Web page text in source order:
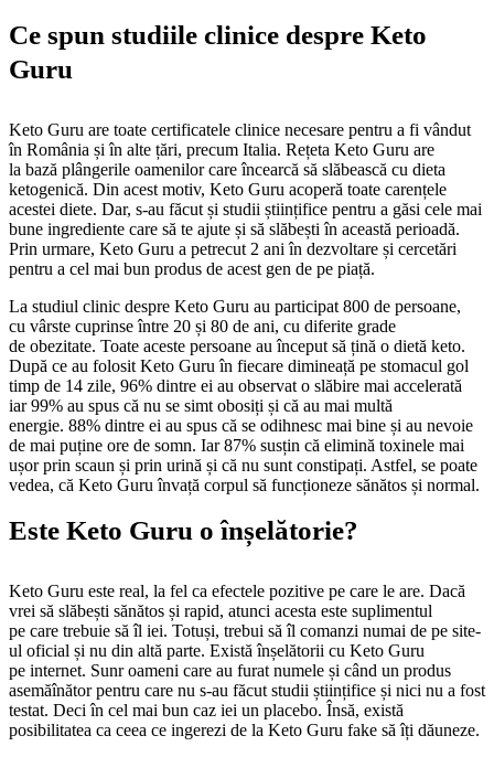
Ce spun studiile clinice despre Keto
Guru
Keto Guru are toate certificatele clinice necesare pentru a fi vândut
în România și în alte țări, precum Italia. Rețeta Keto Guru are
la bază plângerile oamenilor care încearcă să slăbească cu dieta
ketogenică. Din acest motiv, Keto Guru acoperă toate carențele
acestei diete. Dar, s-au făcut și studii științifice pentru a găsi cele mai
bune ingrediente care să te ajute și să slăbești în această perioadă.
Prin urmare, Keto Guru a petrecut 2 ani în dezvoltare și cercetări
pentru a cel mai bun produs de acest gen de pe piață.
La studiul clinic despre Keto Guru au participat 800 de persoane,
cu vârste cuprinse între 20 și 80 de ani, cu diferite grade
de obezitate. Toate aceste persoane au început să țină o dietă keto.
După ce au folosit Keto Guru în fiecare dimineață pe stomacul gol
timp de 14 zile, 96% dintre ei au observat o slăbire mai accelerată
iar 99% au spus că nu se simt obosiți și că au mai multă
energie. 88% dintre ei au spus că se odihnesc mai bine și au nevoie
de mai puține ore de somn. Iar 87% susțin că elimină toxinele mai
ușor prin scaun și prin urină și că nu sunt constipați. Astfel, se poate
vedea, că Keto Guru învață corpul să funcționeze sănătos și normal.
Este Keto Guru o înșelătorie?
Keto Guru este real, la fel ca efectele pozitive pe care le are. Dacă
vrei să slăbești sănătos și rapid, atunci acesta este suplimentul
pe care trebuie să îl iei. Totuși, trebui să îl comanzi numai de pe site-
ul oficial și nu din altă parte. Există înșelătorii cu Keto Guru
pe internet. Sunr oameni care au furat numele și când un produs
asemăînător pentru care nu s-au făcut studii științifice și nici nu a fost
testat. Deci în cel mai bun caz iei un placebo. Însă, există
posibilitatea ca ceea ce ingerezi de la Keto Guru fake să îți dăuneze.